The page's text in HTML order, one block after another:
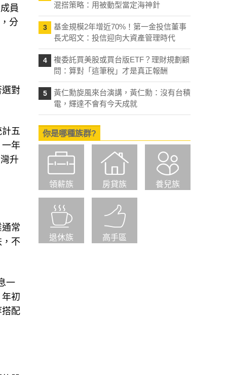
員
分
選對
五
一年
升
常
不
一
初
搭配
混搭策略：用被動型當定海神針
3
基金規模2年增近70%！第一金投信董事
長尤昭文：投信迎向大資產管理時代
4
複委託買美股或買台版ETF？理財規劃顧
問：算對「這筆稅」才是真正報酬
5
黃仁勳旋風來台演講，黃仁勳：沒有台積
電，輝達不會有今天成就
你是哪種族群?
領薪族 房貸族 養兒族
退休族 高手區